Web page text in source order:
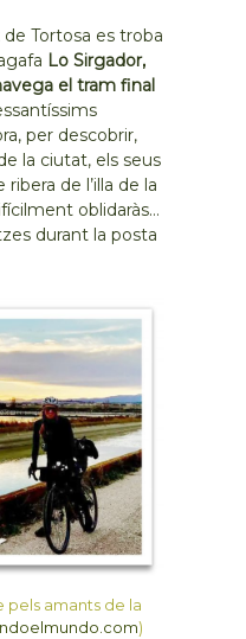
Tortosa es troba
Lo Sirgador,
el tram final
per descobrir,
la ciutat, els seus
de l’illa de la
oblidaràs…
durant la posta
pels amants de la
)